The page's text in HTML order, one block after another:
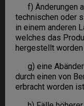
f) Änderungen
technischen oder
in einem anderen
welches das
hergestellt
g) eine
durch einen von
erbracht worden ist